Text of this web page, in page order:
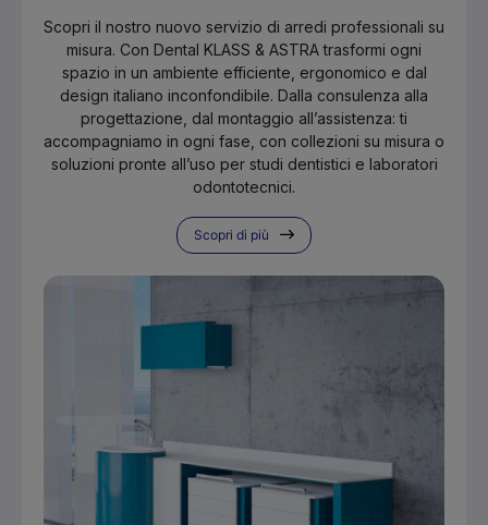
Scopri il nostro nuovo servizio di arredi professionali su
misura. Con Dental KLASS & ASTRA trasformi ogni
spazio in un ambiente efficiente, ergonomico e dal
design italiano inconfondibile. Dalla consulenza alla
progettazione, dal montaggio all’assistenza: ti
accompagniamo in ogni fase, con collezioni su misura o
soluzioni pronte all’uso per studi dentistici e laboratori
odontotecnici.
Scopri di più